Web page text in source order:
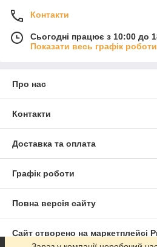
Контакти
Сьогодні працює з 10:00 до
Показати весь графік роботи
Про нас
Контакти
Доставка та оплата
Графік роботи
Повна версія сайту
Сайт створено на маркетплейсі